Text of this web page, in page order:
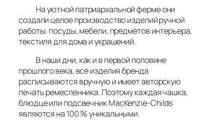
На уютной патриархальной ферме они
создали целое производство изделий ручной
работы: посуды, мебели, предметов интерьера,
текстиля для дома и украшений.
В наши дни, как и в первой половине
прошлого века, все изделия бренда
расписываются вручную и имеет авторскую
печать ремесленника. Поэтому каждая чашка,
блюдце или подсвечникMacKenzie-Childs
являются на 100 % уникальными.